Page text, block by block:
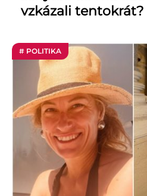
vzkázali tentokrát?
# POLITIKA